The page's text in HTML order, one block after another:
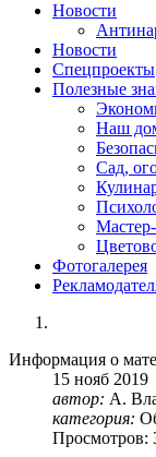
Новости
Новости
Спецпроекты
Полезные
Наш
Сад,
Фотогалерея
Информация о
15 нояб 2019
автор: А.
категория:
Просмотров: